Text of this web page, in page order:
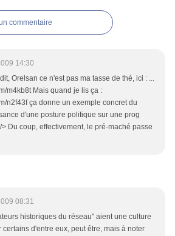
commentaire
14:30
Orelsan ce n'est pas ma tasse de thé, ici : ...
m4kb8t Mais quand je lis ça :
n2f43f ça donne un exemple concret du
d'une posture politique sur une prog
Du coup, effectivement, le pré-maché passe
08:31
historiques du réseau" aient une culture
certains d'entre eux, peut être, mais à noter